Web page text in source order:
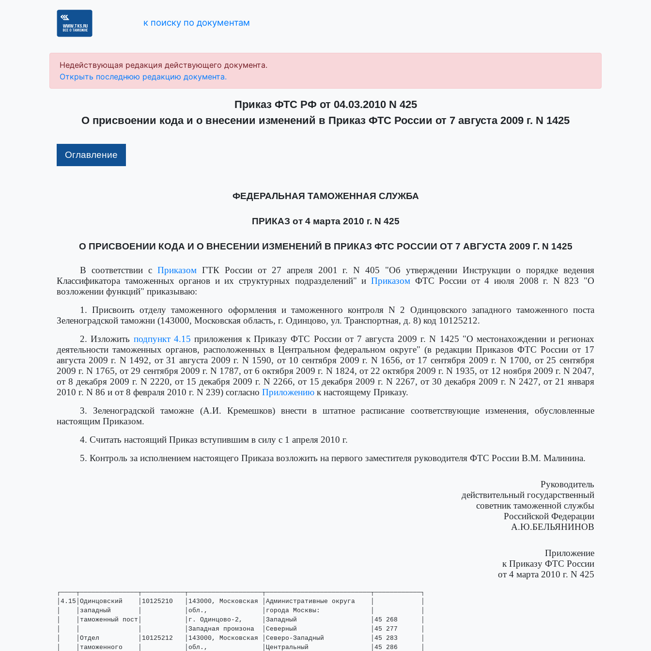
к поиску по документам
Недействующая редакция действующего документа.
Открыть последнюю редакцию документа.
Приказ ФТС РФ от 04.03.2010 N 425
О присвоении кода и о внесении изменений в Приказ ФТС России от 7 августа 2009 г. N 1425
Оглавление
ФЕДЕРАЛЬНАЯ ТАМОЖЕННАЯ СЛУЖБА
ПРИКАЗ от 4 марта 2010 г. N 425
О ПРИСВОЕНИИ КОДА И О ВНЕСЕНИИ ИЗМЕНЕНИЙ В ПРИКАЗ ФТС РОССИИ ОТ 7 АВГУСТА 2009 Г. N 1425
В соответствии с ПриказомГТК России от 27 апреля 2001 г. N 405 "Об утверждении Инструкции о порядке ведения
Классификатора таможенных органов и их структурных подразделений" и ПриказомФТС России от 4 июля 2008 г. N 823 "О
возложении функций" приказываю:
1. Присвоить отделу таможенного оформления и таможенного контроля N 2 Одинцовского западного таможенного поста
Зеленоградской таможни (143000, Московская область, г. Одинцово, ул. Транспортная, д. 8) код 10125212.
2. Изложить подпункт 4.15 приложения к Приказу ФТС России от 7 августа 2009 г. N 1425 "О местонахождении и регионах
деятельности таможенных органов, расположенных в Центральном федеральном округе" (в редакции Приказов ФТС России от 17
августа 2009 г. N 1492, от 31 августа 2009 г. N 1590, от 10 сентября 2009 г. N 1656, от 17 сентября 2009 г. N 1700, от 25 сентября
2009 г. N 1765, от 29 сентября 2009 г. N 1787, от 6 октября 2009 г. N 1824, от 22 октября 2009 г. N 1935, от 12 ноября 2009 г. N 2047,
от 8 декабря 2009 г. N 2220, от 15 декабря 2009 г. N 2266, от 15 декабря 2009 г. N 2267, от 30 декабря 2009 г. N 2427, от 21 января
2010 г. N 86 и от 8 февраля 2010 г. N 239) согласно Приложению к настоящему Приказу.
3. Зеленоградской таможне (А.И. Кремешков) внести в штатное расписание соответствующие изменения, обусловленные
настоящим Приказом.
4. Считать настоящий Приказ вступившим в силу с 1 апреля 2010 г.
5. Контроль за исполнением настоящего Приказа возложить на первого заместителя руководителя ФТС России В.М. Малинина.
Руководитель
действительный государственный
советник таможенной службы
Российской Федерации
А.Ю.БЕЛЬЯНИНОВ
Приложение
к Приказу ФТС России
от 4 марта 2010 г. N 425
┌────┬───────────────┬───────────┬───────────────────┬───────────────────────────┬────────────┐
│4.15│Одинцовский    │10125210   │143000, Московская │Административные округа    │            │
│    │западный       │           │обл.,              │города Москвы:             │            │
│    │таможенный пост│           │г. Одинцово-2,     │Западный                   │45 268      │
│    │               │           │Западная промзона  │Северный                   │45 277      │
│    │Отдел          │10125212   │143000, Московская │Северо-Западный            │45 283      │
│    │таможенного    │           │обл.,              │Центральный                │45 286      │